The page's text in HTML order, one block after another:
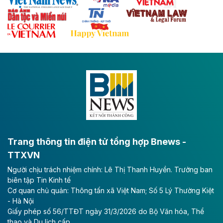
Theo baodautu.vn
Đề xuất đầu tư 11.500 tỷ đồng xây dựng cao
tốc CT.11 qua Ninh Bình
Đông A dài khoảng 25,1 km được kỳ vọng sẽ tạo động
lực phát triển kinh tế - xã hội khu vực phía Nam đồng
Long Thành
Tổng công ty Cảng hàng không Việt Nam - CTCP
(ACV) vừa lập kỷ lục mới về lợi nhuận trong quý
II/2026.
Theo baodautu.vn
Vinaconex lập đỉnh doanh thu
Trang thông tin điện tử tổng hợp Bnews -
TTXVN
Người chịu trách nhiệm chính: Lê Thị Thanh Huyền. Trưởng ban
biên tập Tin Kinh tế
Cơ quan chủ quản: Thông tấn xã Việt Nam; Số 5 Lý Thường Kiệt
- Hà Nội
Giấy phép số 56/TTĐT ngày 31/3/2026 do Bộ Văn hóa, Thể